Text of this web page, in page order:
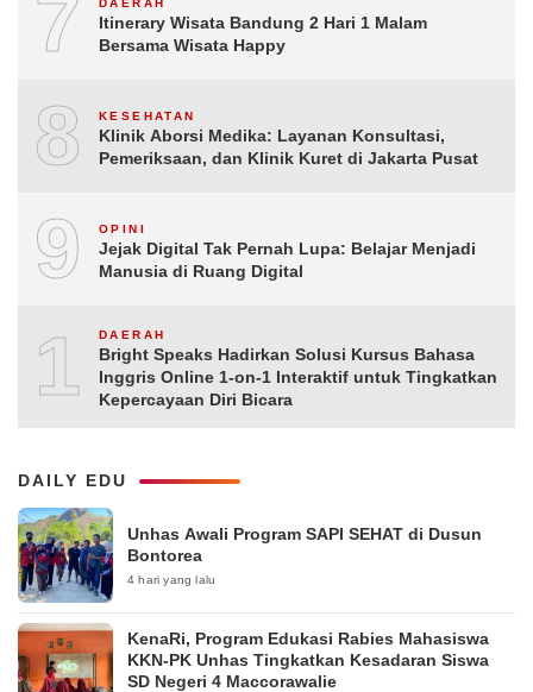
7
Itinerary Wisata Bandung 2 Hari 1 Malam
Bersama Wisata Happy
8 KESEHATAN
Klinik Aborsi Medika: Layanan Konsultasi,
Pemeriksaan, dan Klinik Kuret di Jakarta Pusat
9 OPINI
Jejak Digital Tak Pernah Lupa: Belajar Menjadi
Manusia di Ruang Digital
10DAERAH
Bright Speaks Hadirkan Solusi Kursus Bahasa
Inggris Online 1-on-1 Interaktif untuk Tingkatkan
Kepercayaan Diri Bicara
DAILY EDU
Unhas Awali Program SAPI SEHAT di Dusun
Bontorea
4 hari yang lalu
KenaRi, Program Edukasi Rabies Mahasiswa
KKN-PK Unhas Tingkatkan Kesadaran Siswa
SD Negeri 4 Maccorawalie